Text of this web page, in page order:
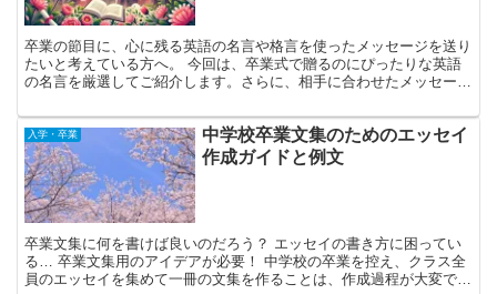
卒業の節目に、心に残る英語の名言や格言を使ったメッセージを送り
たいと考えている方へ。 今回は、卒業式で贈るのにぴったりな英語
の名言を厳選してご紹介します。さらに、相手に合わせたメッセージ
入学・卒業
中学校卒業文集のためのエッセイ
作成ガイドと例文
卒業文集に何を書けば良いのだろう？ エッセイの書き方に困ってい
る… 卒業文集用のアイデアが必要！ 中学校の卒業を控え、クラス全
員のエッセイを集めて一冊の文集を作ることは、作成過程が大変です